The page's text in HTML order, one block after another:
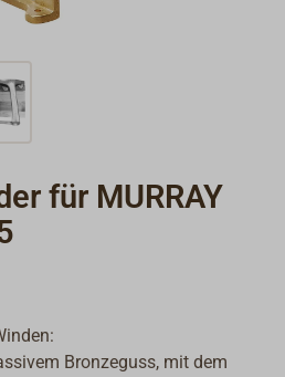
für MURRAY
Bronzeguss, mit dem